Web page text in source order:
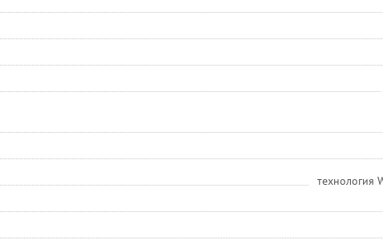
технология